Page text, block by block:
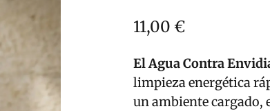
11,00 €
El Agua Contra
limpieza energética
un ambiente cargado,